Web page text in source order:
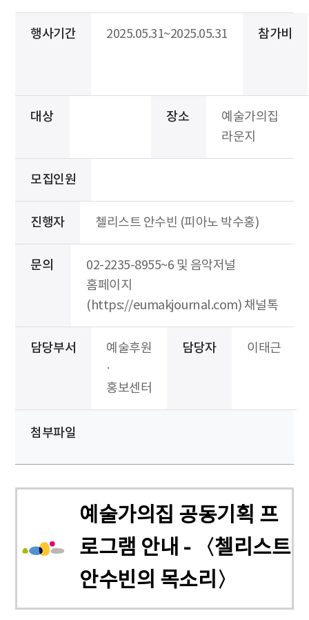
행사기간 2025.05.31~2025.05.31 참가비
대상 장소
예술가의집
라운지
모집인원
진행자 첼리스트 안수빈 (피아노 박수홍)
문의
02-2235-8955~6 및 음악저널
홈페이지
(https://eumakjournal.com) 채널톡
담당부서
예술후원
·
홍보센터
담당자 이태근
첨부파일
예술가의집 공동기획 프
로그램 안내 - 〈첼리스트
안수빈의 목소리〉